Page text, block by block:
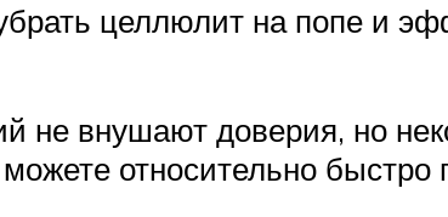
целлюлит на попе и
не внушают доверия, но
относительно быстро